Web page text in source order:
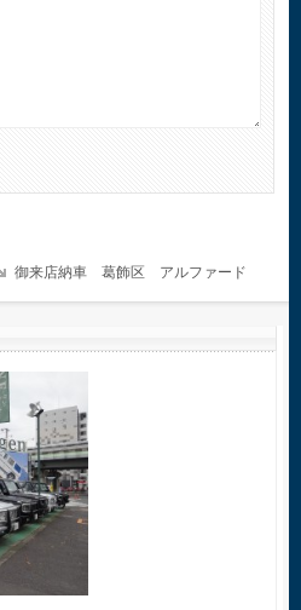
御来店納車 葛飾区 アルファード